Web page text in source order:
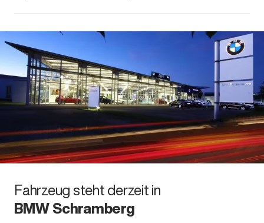
Fahrzeug steht derzeit in
BMW Schramberg